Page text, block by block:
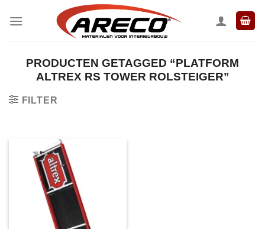
naar
PRODUCTEN GETAGGED “PLATFORM
ALTREX RS TOWER ROLSTEIGER”
FILTER